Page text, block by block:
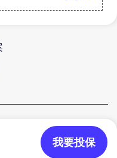
我要投保